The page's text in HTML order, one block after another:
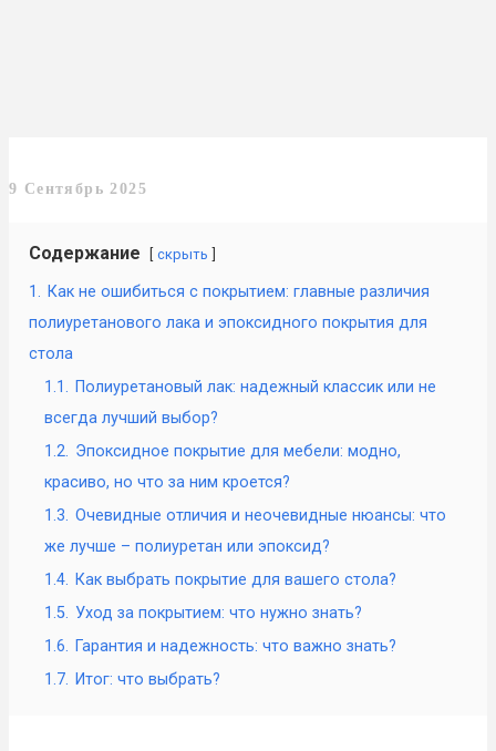
9 Сентябрь 2025
Содержание скрыть
1. Как не ошибиться с покрытием: главные различия
полиуретанового лака и эпоксидного покрытия для
стола
1.1. Полиуретановый лак: надежный классик или не
всегда лучший выбор?
1.2. Эпоксидное покрытие для мебели: модно,
красиво, но что за ним кроется?
1.3. Очевидные отличия и неочевидные нюансы: что
же лучше – полиуретан или эпоксид?
1.4. Как выбрать покрытие для вашего стола?
1.5. Уход за покрытием: что нужно знать?
1.6. Гарантия и надежность: что важно знать?
1.7. Итог: что выбрать?